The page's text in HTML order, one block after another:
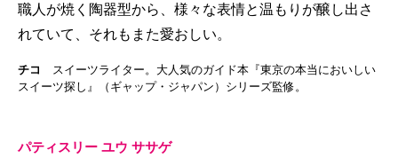
職人が焼く陶器型から、様々な表情と温もりが醸し出さ
れていて、それもまた愛おしい。
チコ
スイーツライター。大人気のガイド本『東京の本当においしい
スイーツ探し』（ギャップ・ジャパン）シリーズ監修。
パティスリー ユウ ササゲ